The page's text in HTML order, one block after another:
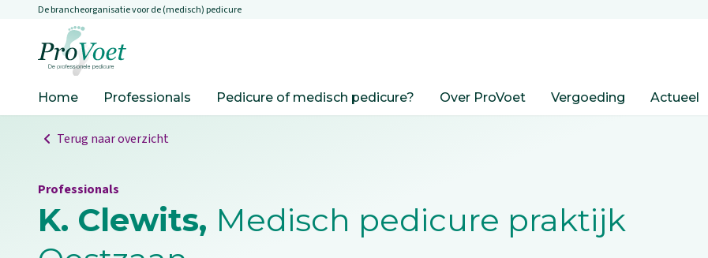
Overslaan en naar de inhoud gaan
De brancheorganisatie voor de (medisch) pedicure
Home Professionals Pedicure of medisch pedicure? Over ProVoet Vergoeding Actueel
Terug naar overzicht
Professionals
K. Clewits, Medisch pedicure praktijk